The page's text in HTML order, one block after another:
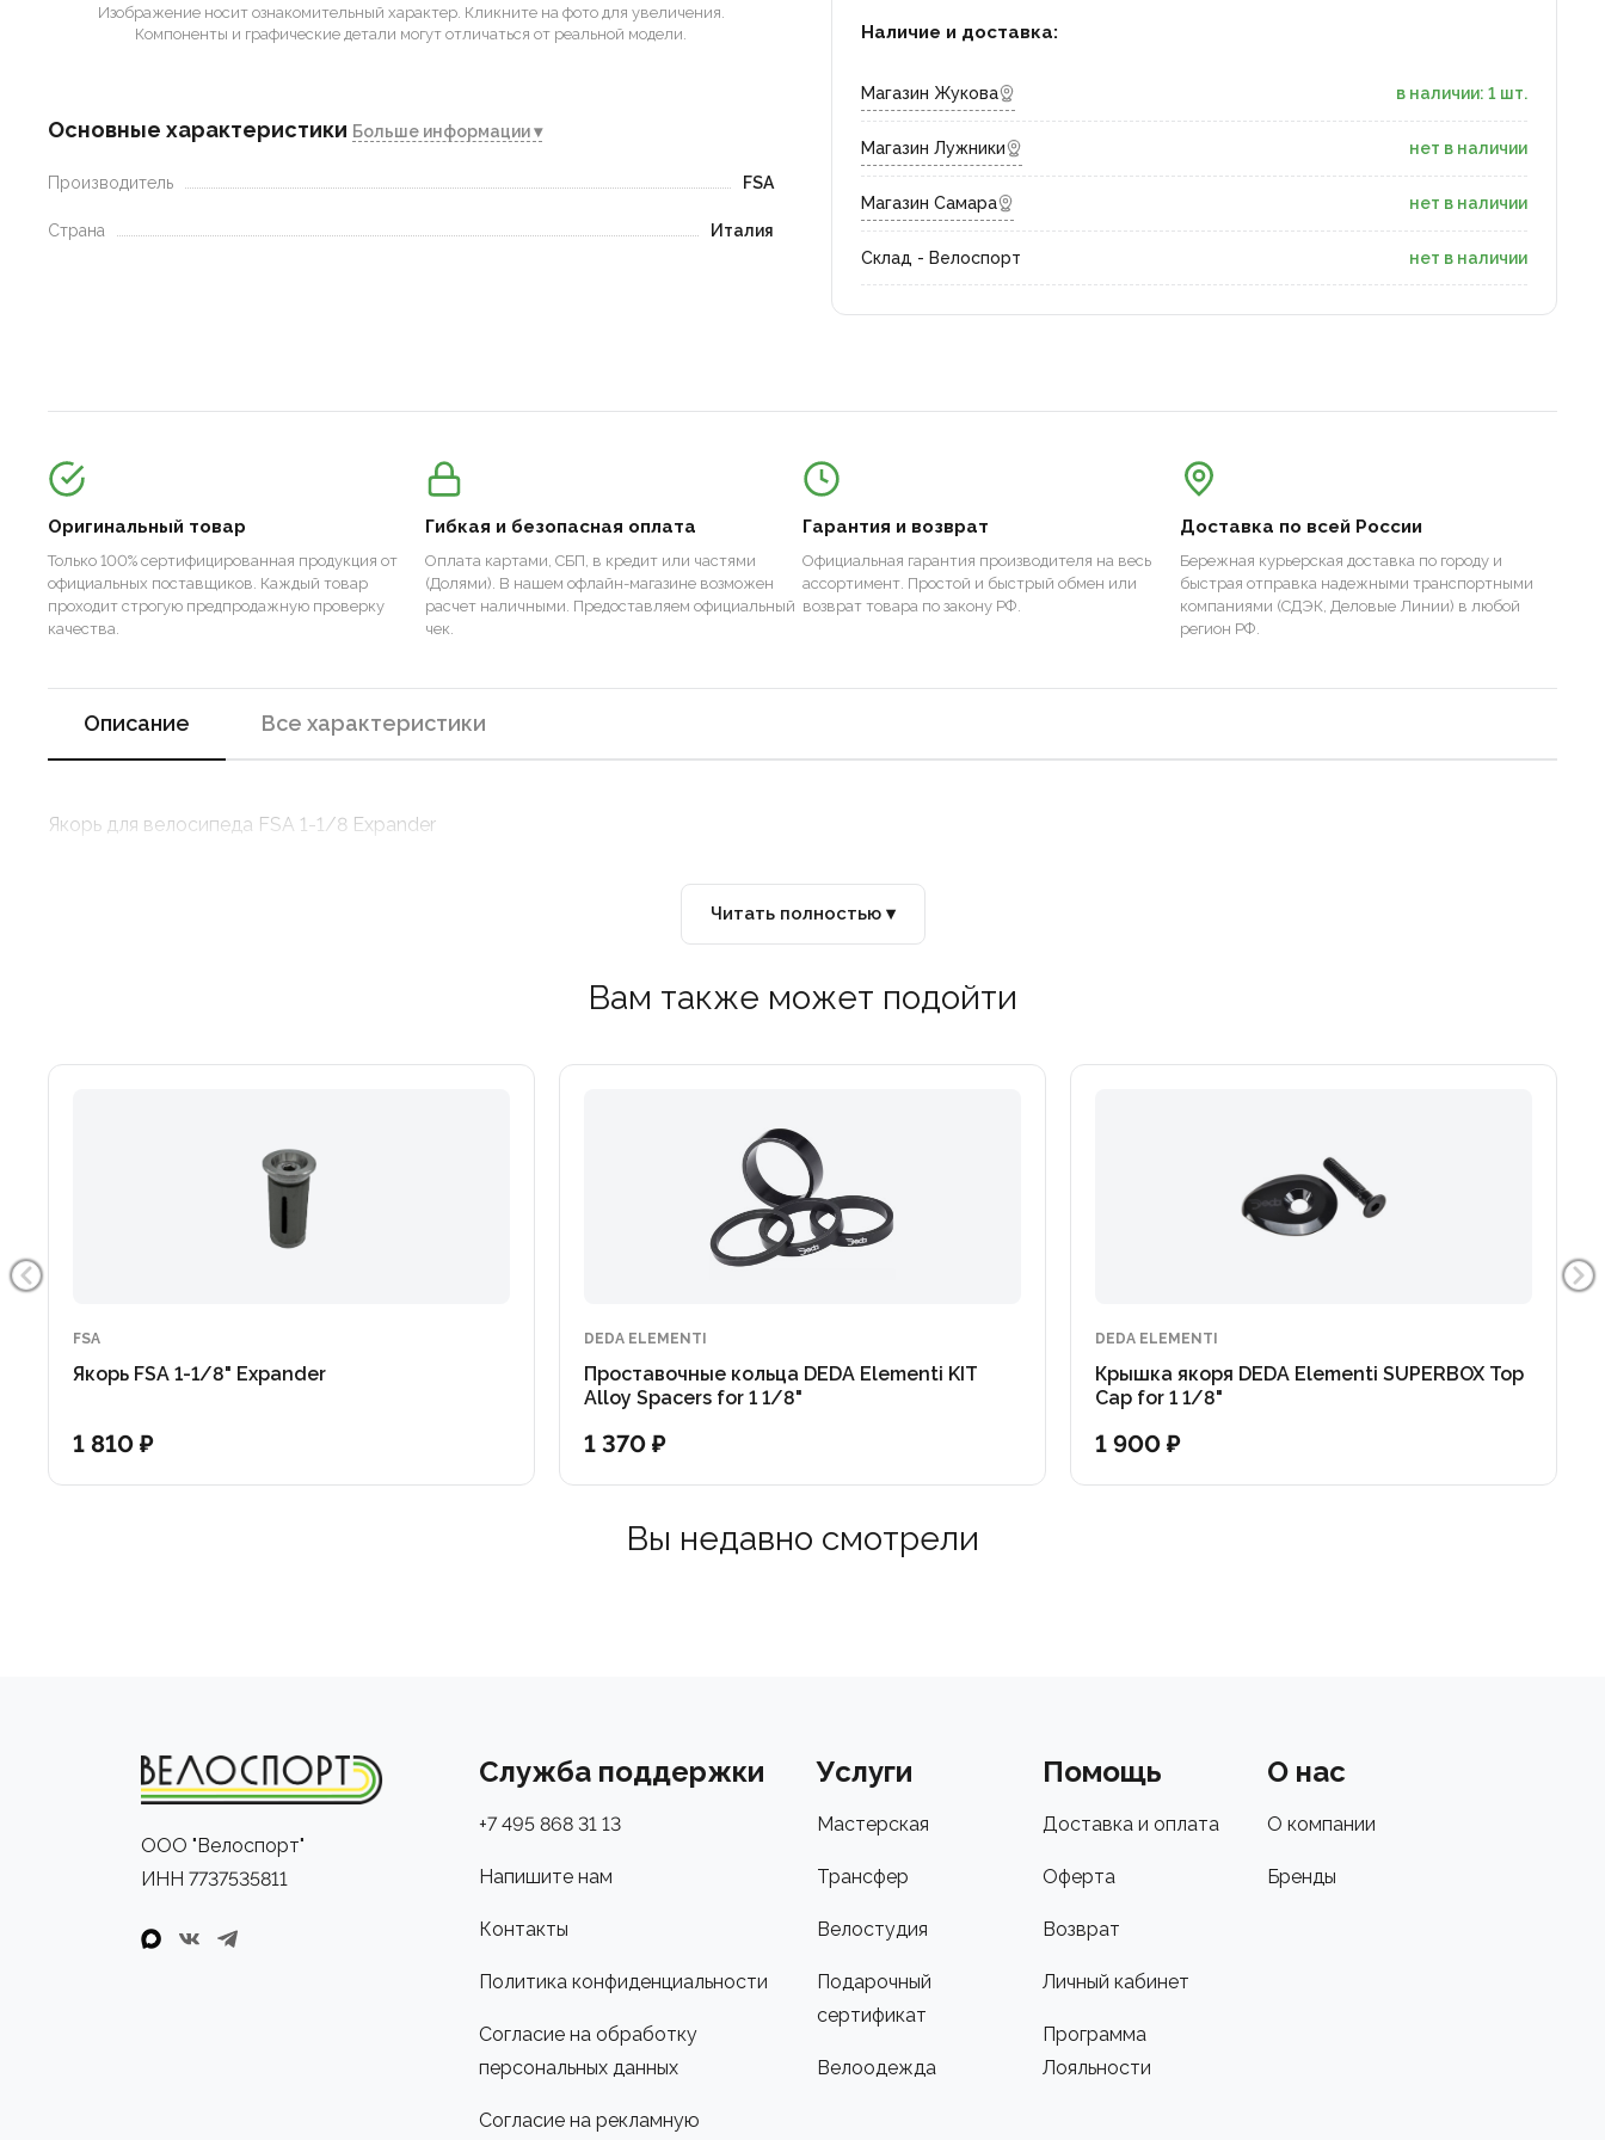
Изображение носит ознакомительный характер. Кликните на фото для увеличения.
Компоненты и графические детали могут отличаться от реальной модели.
Основные характеристики Больше информации ▾
Производитель FSA
Страна Италия
Наличие и доставка:
Магазин Жукова в наличии: 1 шт.
Магазин Лужники нет в наличии
Магазин Самара нет в наличии
Склад - Велоспорт нет в наличии
Оригинальный товар
Только 100% сертифицированная продукция от
официальных поставщиков. Каждый товар
проходит строгую предпродажную проверку
качества.
Гибкая и безопасная оплата
Оплата картами, СБП, в кредит или частями
(Долями). В нашем офлайн-магазине возможен
расчет наличными. Предоставляем официальный
чек.
Гарантия и возврат
Официальная гарантия производителя на весь
ассортимент. Простой и быстрый обмен или
возврат товара по закону РФ.
Доставка по всей России
Бережная курьерская доставка по городу и
быстрая отправка надежными транспортными
компаниями (СДЭК, Деловые Линии) в любой
регион РФ.
Описание Все характеристики
Якорь для велосипеда FSA 1-1/8 Expander
Читать полностью ▾
Вам также может подойти
FSA
Якорь FSA 1-1/8" Expander
1 810 ₽
DEDA ELEMENTI
Проставочные кольца DEDA Elementi KIT
Alloy Spacers for 1 1/8"
1 370 ₽
DEDA ELEMENTI
Крышка якоря DEDA Elementi SUPERBOX Top
Cap for 1 1/8"
1 900 ₽
Вы недавно смотрели
ООО "Велоспорт"
ИНН 7737535811
Служба поддержки
+7 495 868 31 13
Напишите нам
Контакты
Политика конфиденциальности
Согласие на обработку
персональных данных
Согласие на рекламную
Услуги
Мастерская
Трансфер
Велостудия
Подарочный
сертификат
Велоодежда
Помощь
Доставка и оплата
Оферта
Возврат
Личный кабинет
Программа
Лояльности
О нас
О компании
Бренды